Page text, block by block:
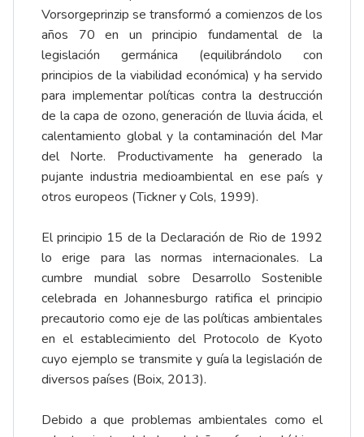
Vorsorgeprinzip se transformó a comienzos de los
años 70 en un principio fundamental de la
legislación germánica (equilibrándolo con
principios de la viabilidad económica) y ha servido
para implementar políticas contra la destrucción
de la capa de ozono, generación de lluvia ácida, el
calentamiento global y la contaminación del Mar
del Norte. Productivamente ha generado la
pujante industria medioambiental en ese país y
otros europeos (Tickner y Cols, 1999).
El principio 15 de la Declaración de Rio de 1992
lo erige para las normas internacionales. La
cumbre mundial sobre Desarrollo Sostenible
celebrada en Johannesburgo ratifica el principio
precautorio como eje de las políticas ambientales
en el establecimiento del Protocolo de Kyoto
cuyo ejemplo se transmite y guía la legislación de
diversos países (Boix, 2013).
Debido a que problemas ambientales como el